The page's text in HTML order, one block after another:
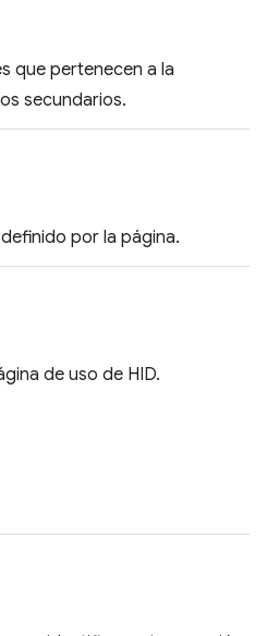
que pertenecen a la
secundarios.
por la página.
de uso de HID.